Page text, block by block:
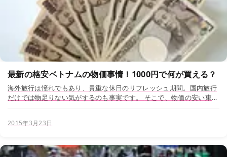
最新の格安ベトナムの物価事情！1000円で何が買える？
海外旅行は憧れでもあり、貴重な休日のリフレッシュ期間。国内旅行
だけでは物足りない気がするのも事実です。 そこで、物価の安い東南
2015年3月23日